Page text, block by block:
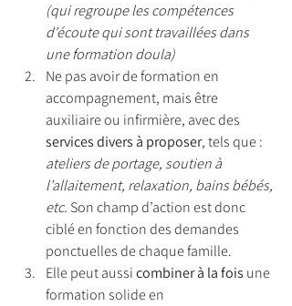
(qui regroupe les compétences
d'écoute qui sont travaillées dans
une formation doula)
Ne pas avoir de formation en
accompagnement, mais être
auxiliaire ou infirmière, avec des
services divers à proposer, tels que :
ateliers de portage, soutien à
l’allaitement, relaxation, bains bébés,
etc. Son champ d’action est donc
ciblé en fonction des demandes
ponctuelles de chaque famille.
Elle peut aussi combiner à la fois une
formation solide en